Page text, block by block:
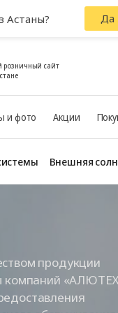
сайт
и фото Акции
Внешняя
продукции
компаний
Астаны? Да